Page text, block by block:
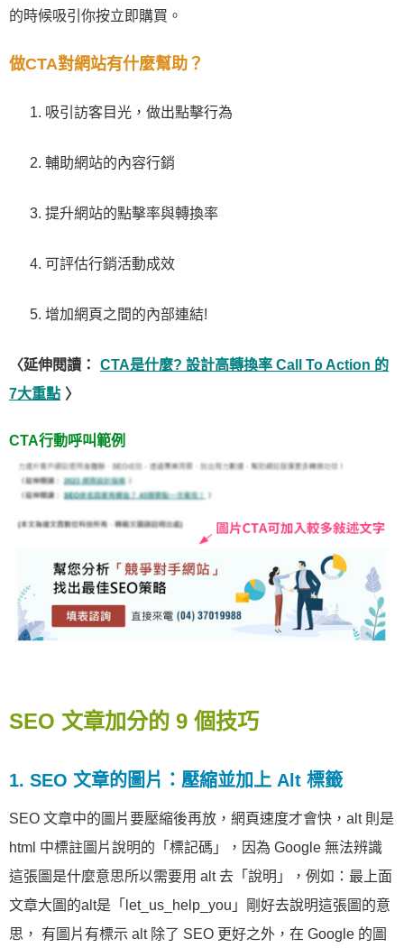
的時候吸引你按立即購買。
做CTA對網站有什麼幫助？
吸引訪客目光，做出點擊行為
輔助網站的內容行銷
提升網站的點擊率與轉換率
可評估行銷活動成效
增加網頁之間的內部連結!
〈延伸閱讀：
CTA是什麼? 設計高轉換率 Call To Action 的
7大重點 〉
CTA行動呼叫範例
SEO 文章加分的 9 個技巧
1. SEO 文章的圖片：壓縮並加上 Alt 標籤
SEO 文章中的圖片要壓縮後再放，網頁速度才會快，alt 則是
html 中標註圖片說明的「標記碼」，因為 Google 無法辨識
這張圖是什麼意思所以需要用 alt 去「說明」，例如：最上面
文章大圖的alt是「let_us_help_you」剛好去說明這張圖的意
思， 有圖片有標示 alt 除了 SEO 更好之外，在 Google 的圖